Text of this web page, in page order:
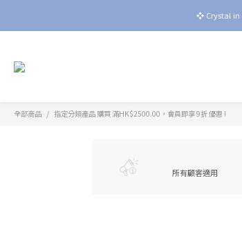
❖ Crystal in
全部商品 指定分類產品 購買 滿HK$2500.00，會員即享 9折 優惠 !
所有顧客適用